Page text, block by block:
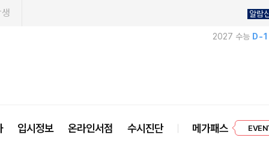
알람
2027 수능 D-
입시정보 온라인서점 수시진단 메가패스
프리미